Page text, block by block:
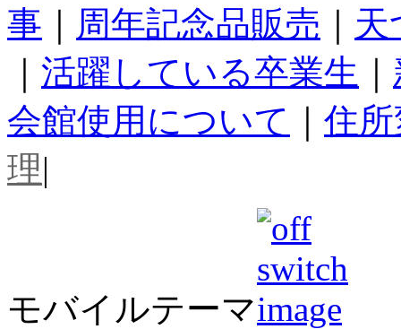
事
周年記念品販売
天
活躍している卒業生
会館使用について
住
理|
モバイルテーマ